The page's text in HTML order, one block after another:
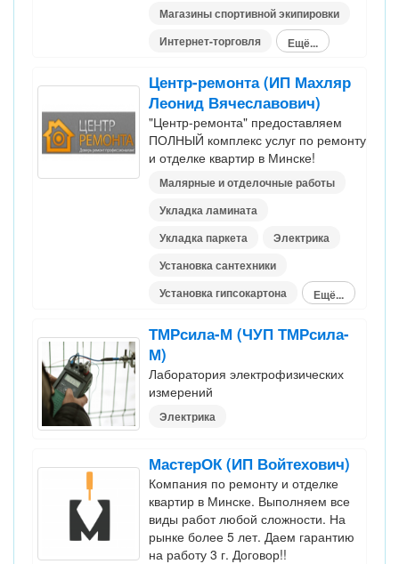
материалы
Магазины спортивной экипировки
Интернет-торговля
Ещё...
Центр-ремонта (ИП Махляр
Леонид Вячеславович)
"Центр-ремонта" предоставляем
ПОЛНЫЙ комплекс услуг по ремонту
и отделке квартир в Минске!
Малярные и отделочные работы
Укладка ламината
Укладка паркета
Электрика
Установка сантехники
Установка гипсокартона
Ещё...
ТМРсила-М (ЧУП ТМРсила-
М)
Лаборатория электрофизических
измерений
Электрика
МастерОК (ИП Войтехович)
Компания по ремонту и отделке
квартир в Минске. Выполняем все
виды работ любой сложности. На
рынке более 5 лет. Даем гарантию
на работу 3 г. Договор!!